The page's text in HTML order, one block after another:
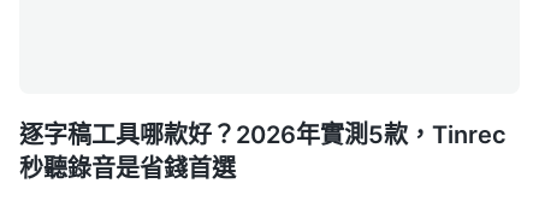
逐字稿工具哪款好？2026年實測5款，Tinrec
秒聽錄音是省錢首選